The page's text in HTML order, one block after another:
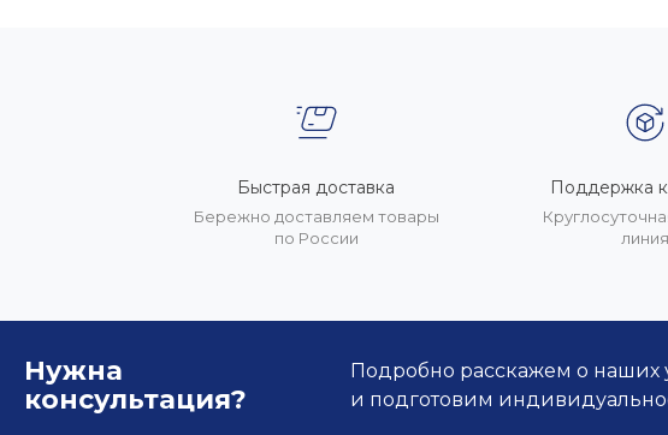
Быстрая доставка
Бережно доставляем товары
по России
Поддержка
линия
Нужна
консультация?
Подробно расскажем о наших
и подготовим